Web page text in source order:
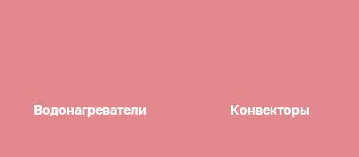
Водонагреватели Конвекторы